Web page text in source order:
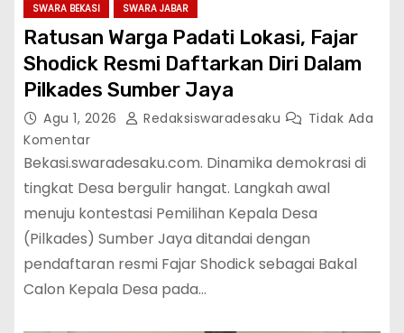
SWARA BEKASI
SWARA JABAR
Ratusan Warga Padati Lokasi, Fajar
Shodick Resmi Daftarkan Diri Dalam
Pilkades Sumber Jaya
Agu 1, 2026 Redaksiswaradesaku
Tidak Ada
Komentar
Bekasi.swaradesaku.com. Dinamika demokrasi di
tingkat Desa bergulir hangat. Langkah awal
menuju kontestasi Pemilihan Kepala Desa
(Pilkades) Sumber Jaya ditandai dengan
pendaftaran resmi Fajar Shodick sebagai Bakal
Calon Kepala Desa pada…